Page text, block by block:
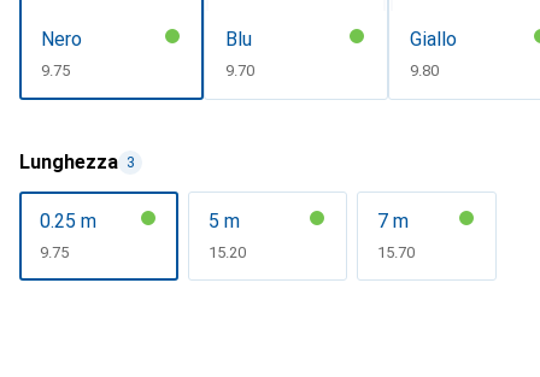
Nero
CHF
9.75
Blu
CHF
9.70
Giallo
CHF
9.80
Lunghezza 3
0.25 m
CHF
9.75
5 m
CHF
15.20
7 m
CHF
15.70